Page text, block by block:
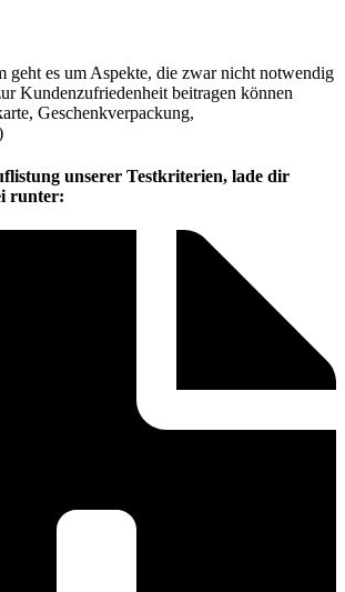
geht es um Aspekte, die zwar nicht notwendig
Kundenzufriedenheit beitragen können
Geschenkverpackung,
unserer Testkriterien, lade dir
runter: